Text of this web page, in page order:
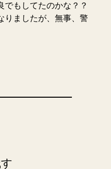
でもしてたのかな？？
りましたが、無事、警